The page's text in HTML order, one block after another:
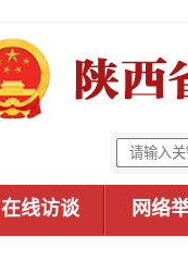
在线访谈 网络